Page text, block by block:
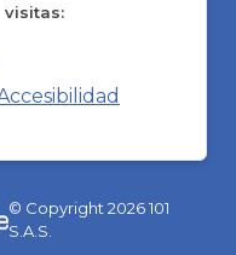
visitas:
© Copyright2026101
S.A.S.